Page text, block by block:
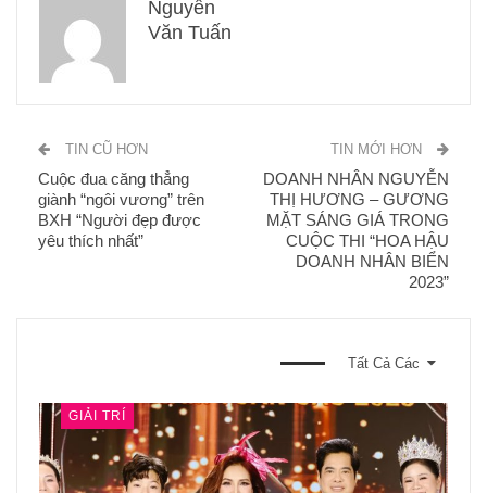
Nguyễn
Văn Tuấn
TIN CŨ HƠN
Cuộc đua căng thẳng
giành “ngôi vương” trên
BXH “Người đẹp được
yêu thích nhất”
TIN MỚI HƠN
DOANH NHÂN NGUYỄN
THỊ HƯƠNG – GƯƠNG
MẶT SÁNG GIÁ TRONG
CUỘC THI “HOA HẬU
DOANH NHÂN BIỂN
2023”
Tất Cả Các
GIẢI TRÍ